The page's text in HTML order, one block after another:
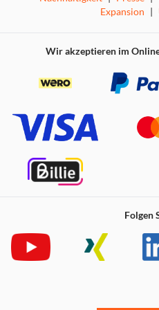
Expansion |
Wir akzeptieren im
Folgen